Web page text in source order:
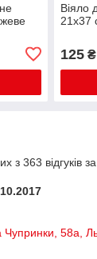
Віяло
21х37
125₴
з 363 відгуків за
58а,